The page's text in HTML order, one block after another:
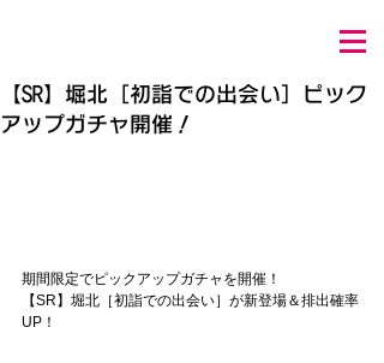
【SR】堀北［初詣での出会い］ピック
アップガチャ開催！
期間限定でピックアップガチャを開催！
【SR】堀北［初詣での出会い］が新登場＆排出確率
UP！